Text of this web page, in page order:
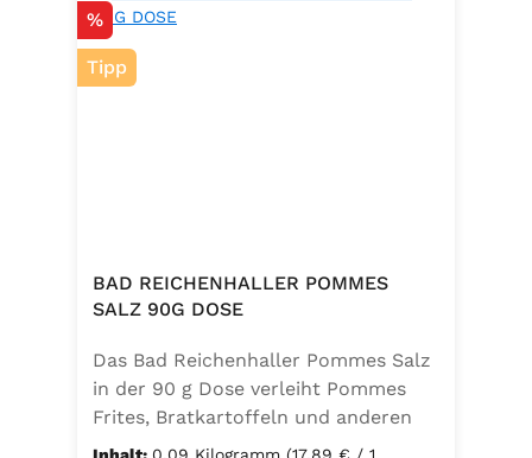
Rabatt
%
Tipp
BAD REICHENHALLER POMMES
SALZ 90G DOSE
Das Bad Reichenhaller Pommes Salz
in der 90 g Dose verleiht Pommes
Frites, Bratkartoffeln und anderen
Kartoffelspezialitäten den perfekten
Inhalt: 0.09 Kilogramm (17,89 € / 1